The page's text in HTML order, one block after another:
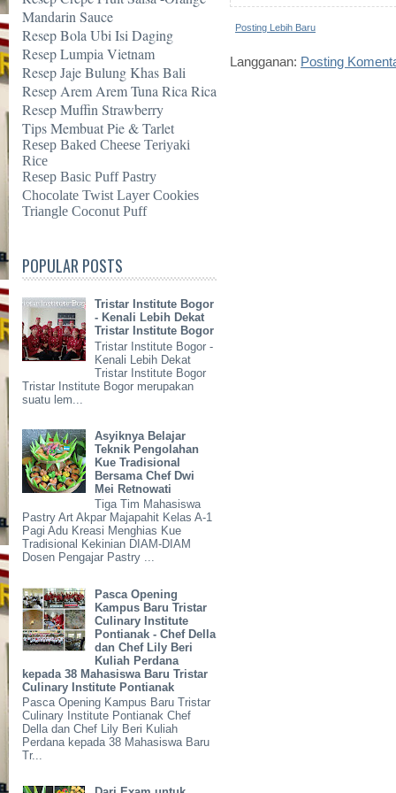
Mandarin Sauce
Resep Bola Ubi Isi Daging
Resep Lumpia Vietnam
Resep Jaje Bulung Khas Bali
Resep Arem Arem Tuna Rica Rica
Resep Muffin Strawberry
Tips Membuat Pie & Tarlet
Resep Baked Cheese Teriyaki
Rice
Resep Basic Puff Pastry
Chocolate Twist Layer Cookies
Triangle Coconut Puff
POPULAR POSTS
Tristar Institute Bogor
- Kenali Lebih Dekat
Tristar Institute Bogor
Tristar Institute Bogor -
Kenali Lebih Dekat
Tristar Institute Bogor
Tristar Institute Bogor merupakan
suatu lem...
Asyiknya Belajar
Teknik Pengolahan
Kue Tradisional
Bersama Chef Dwi
Mei Retnowati
Tiga Tim Mahasiswa
Pastry Art Akpar Majapahit Kelas A-1
Pagi Adu Kreasi Menghias Kue
Tradisional Kekinian DIAM-DIAM
Dosen Pengajar Pastry ...
Pasca Opening
Kampus Baru Tristar
Culinary Institute
Pontianak - Chef Della
dan Chef Lily Beri
Kuliah Perdana
kepada 38 Mahasiswa Baru Tristar
Culinary Institute Pontianak
Pasca Opening Kampus Baru Tristar
Culinary Institute Pontianak Chef
Della dan Chef Lily Beri Kuliah
Perdana kepada 38 Mahasiswa Baru
Tr...
Posting Lebih Baru
Langganan: Posting